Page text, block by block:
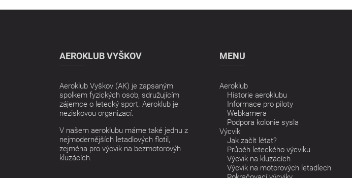
AEROKLUB VYŠKOV
Aeroklub Vyškov (AK) je zapsaným
spolkem fyzických osob, sdružujícím
zájemce o letecký sport. Aeroklub je
neziskovou organizací.
V našem aeroklubu máme také jednu z
nejmodernějších letadlových flotil,
zejména pro výcvik na bezmotorovýh
kluzácích.
MENU
Aeroklub
Historie aeroklubu
Informace pro piloty
Webkamera
Podpora kolonie sysla
Výcvik
Jak začít létat?
Průběh leteckého výcviku
Výcvik na kluzácích
Výcvik na motorových letadlech